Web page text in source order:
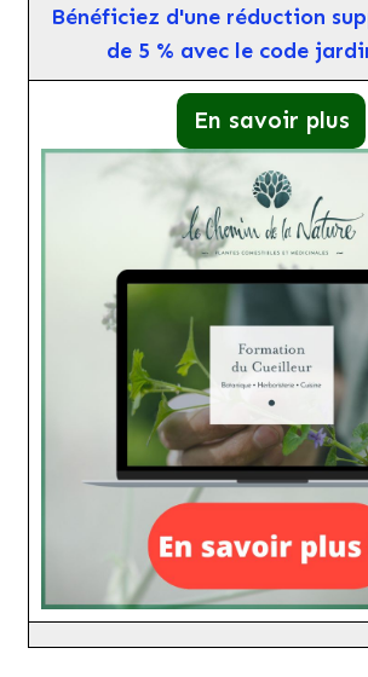
Bénéficiez d'une réduction
de 5 % avec le code
En savoir plus